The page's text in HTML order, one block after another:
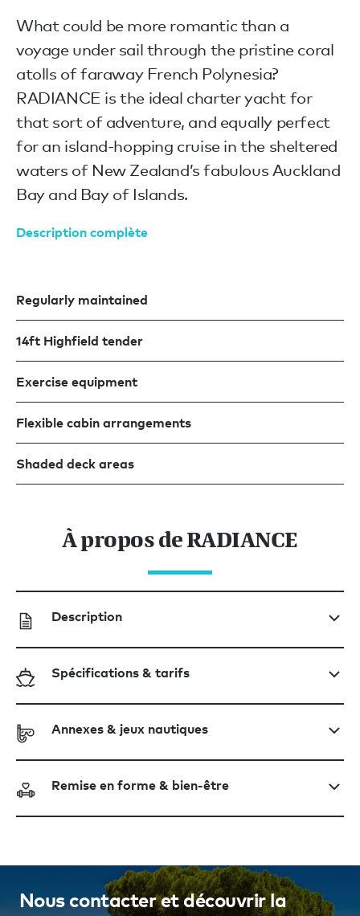
What could be more romantic than a
voyage under sail through the pristine coral
atolls of faraway French Polynesia?
RADIANCE is the ideal charter yacht for
that sort of adventure, and equally perfect
for an island-hopping cruise in the sheltered
waters of New Zealand’s fabulous Auckland
Bay and Bay of Islands.
Description complète
Regularly maintained
14ft Highfield tender
Exercise equipment
Flexible cabin arrangements
Shaded deck areas
À propos de RADIANCE
Description
Spécifications & tarifs
Annexes & jeux nautiques
Remise en forme & bien-être
Nous contacter et découvrir la